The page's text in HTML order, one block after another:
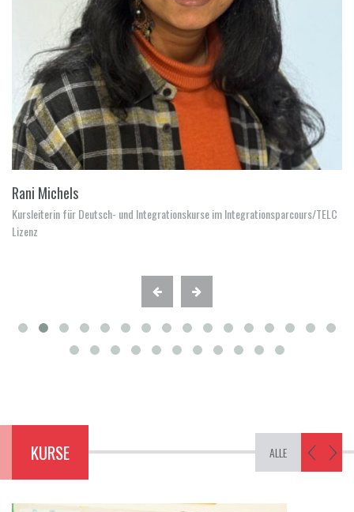
Rani Michels
Kursleiterin für Deutsch- und Integrationskurse im Integrationsparcours/TELC
Lizenz
KURSE ALLE